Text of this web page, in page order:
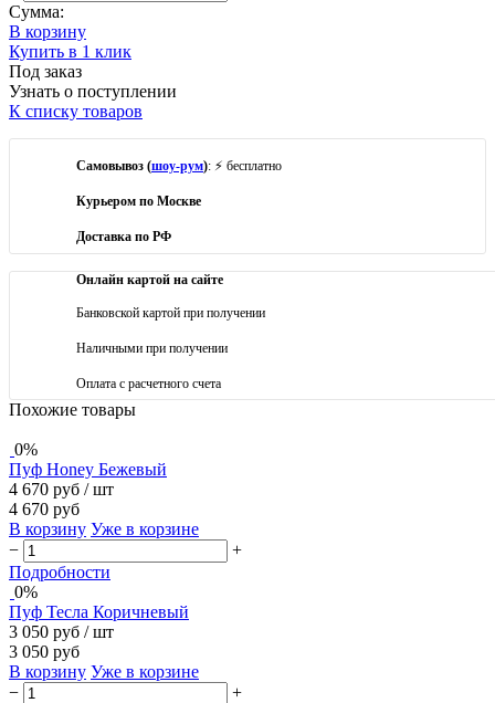
Сумма:
В корзину
Купить в 1 клик
Под заказ
Узнать о поступлении
К списку товаров
Самовывоз (шоу-рум): ⚡ бесплатно
Курьером по Москве
Доставка по РФ
Онлайн картой на сайте
Банковской картой при получении
Наличными при получении
Оплата с расчетного счета
Похожие товары
0%
Пуф Honey Бежевый
4 670 руб / шт
4 670 руб
В корзину Уже в корзине
−
+
Подробности
0%
Пуф Тесла Коричневый
3 050 руб / шт
3 050 руб
В корзину Уже в корзине
−
+